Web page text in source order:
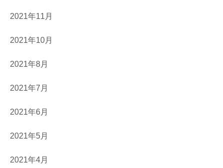
2021年11月
2021年10月
2021年8月
2021年7月
2021年6月
2021年5月
2021年4月